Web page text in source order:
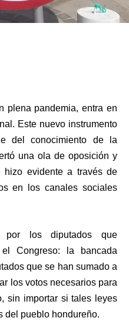
plena pandemia, entra en
Este nuevo instrumento
del conocimiento de la
una ola de oposición y
hizo evidente a través de
en los canales sociales
por los diputados que
Congreso: la bancada
que se han sumado a
los votos necesarios para
sin importar si tales leyes
del pueblo hondureño.